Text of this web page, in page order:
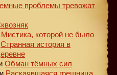
проблемы тревожат
Мистика, которой не было
Странная история в
Обман тёмных сил
Раскаявшаяся грешница